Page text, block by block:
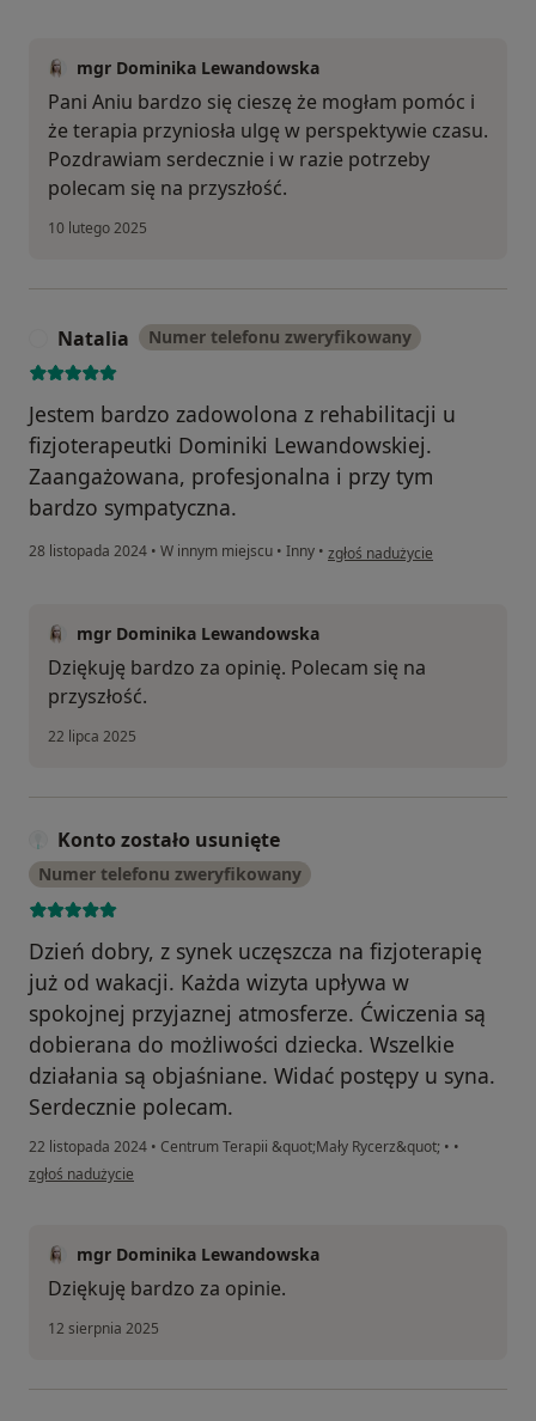
mgr Dominika Lewandowska
Pani Aniu bardzo się cieszę że mogłam pomóc i
że terapia przyniosła ulgę w perspektywie czasu.
Pozdrawiam serdecznie i w razie potrzeby
polecam się na przyszłość.
10 lutego 2025
Natalia Numer telefonu zweryfikowany
Jestem bardzo zadowolona z rehabilitacji u
fizjoterapeutki Dominiki Lewandowskiej.
Zaangażowana, profesjonalna i przy tym
bardzo sympatyczna.
28 listopada 2024 • W innym miejscu • Inny • w opinii użytkownika Natalia
zgłoś nadużycie
mgr Dominika Lewandowska
Dziękuję bardzo za opinię. Polecam się na
przyszłość.
22 lipca 2025
Konto zostało usunięte
Numer telefonu zweryfikowany
Dzień dobry, z synek uczęszcza na fizjoterapię
już od wakacji. Każda wizyta upływa w
spokojnej przyjaznej atmosferze. Ćwiczenia są
dobierana do możliwości dziecka. Wszelkie
działania są objaśniane. Widać postępy u syna.
Serdecznie polecam.
22 listopada 2024 • Centrum Terapii &quot;Mały Rycerz&quot; • •
w opinii użytkownika Konto zostało usunięte
zgłoś nadużycie
mgr Dominika Lewandowska
Dziękuję bardzo za opinie.
12 sierpnia 2025